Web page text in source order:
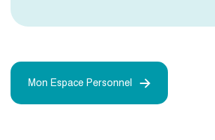
Mon Espace Personnel